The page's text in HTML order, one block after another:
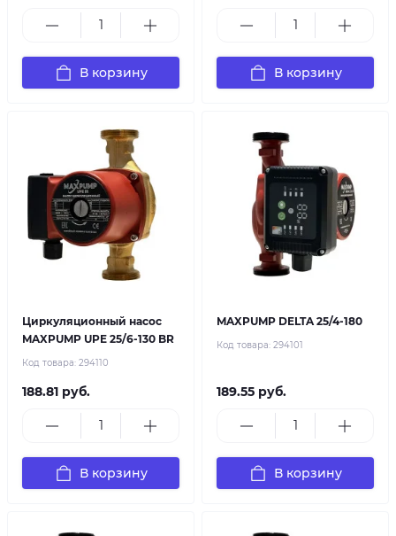
В корзину В корзину
Циркуляционный насос
MAXPUMP UPE 25/6-130 BR
Код товара: 294110
188.81 руб.
В корзину
MAXPUMP DELTA 25/4-180
Код товара: 294101
189.55 руб.
В корзину